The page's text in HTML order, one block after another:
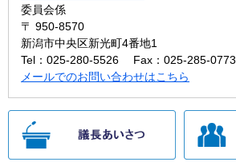
委員会係
〒 950-8570
新潟市中央区新光町4番地1
Tel：025-280-5526
Fax：025-285-0773
メールでのお問い合わせはこちら